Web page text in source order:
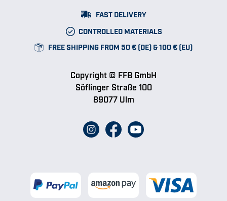
FAST DELIVERY
CONTROLLED MATERIALS
FREE SHIPPING FROM 50 € (DE) & 100 € (EU)
Copyright © FFB GmbH
Söflinger Straße 100
89077 Ulm